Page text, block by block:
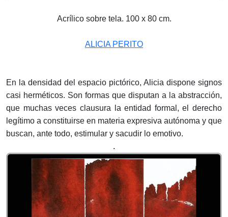
Acrílico sobre tela. 100 x 80 cm.
ALICIA PERITO
En la densidad del espacio pictórico, Alicia dispone signos
casi herméticos. Son formas que disputan a la abstracción,
que muchas veces clausura la entidad formal, el derecho
legítimo a constituirse en materia expresiva autónoma y que
buscan, ante todo, estimular y sacudir lo emotivo.
.